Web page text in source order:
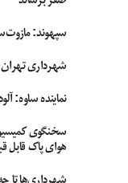
سپهوند:‌
شهرداری
نماینده ساوه:
سخنگوی
هوای پاک قابل